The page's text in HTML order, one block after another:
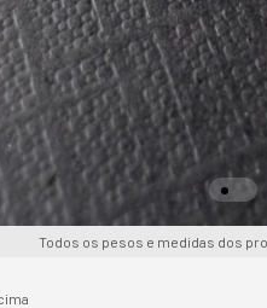
Todos os pesos e medidas dos